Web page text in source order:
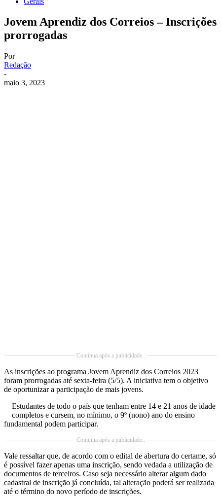
Jovem Aprendiz dos Correios – Inscrições
prorrogadas
Por
Redação
-
maio 3, 2023
Continua após a publicidade..
As inscrições ao programa Jovem Aprendiz dos Correios 2023
foram prorrogadas até sexta-feira (5/5). A iniciativa tem o objetivo
de oportunizar a participação de mais jovens.
Estudantes de todo o país que tenham entre 14 e 21 anos de idade
completos e cursem, no mínimo, o 9º (nono) ano do ensino
fundamental podem participar.
Continua após a publicidade..
Vale ressaltar que, de acordo com o edital de abertura do certame, só
é possível fazer apenas uma inscrição, sendo vedada a utilização de
documentos de terceiros. Caso seja necessário alterar algum dado
cadastral de inscrição já concluída, tal alteração poderá ser realizada
até o término do novo período de inscrições.